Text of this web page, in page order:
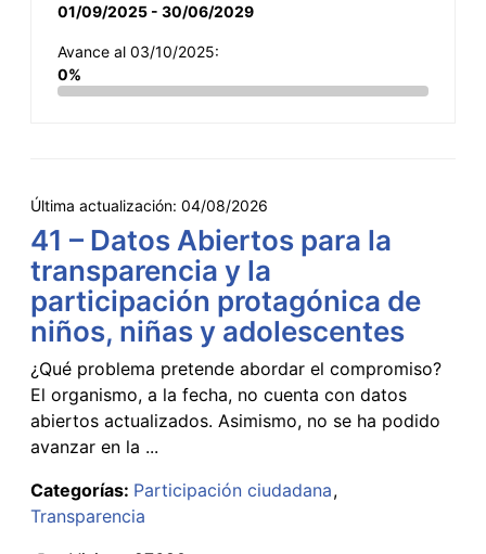
01/09/2025 - 30/06/2029
Avance al 03/10/2025:
0%
Última actualización: 04/08/2026
41 – Datos Abiertos para la
transparencia y la
participación protagónica de
niños, niñas y adolescentes
¿Qué problema pretende abordar el compromiso?
El organismo, a la fecha, no cuenta con datos
abiertos actualizados. Asimismo, no se ha podido
avanzar en la ...
Categorías: Participación ciudadana
Transparencia